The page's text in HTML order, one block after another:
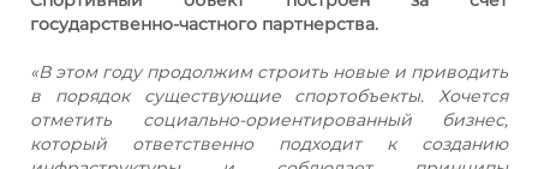
государственно-частного партнерства.
«В этом году продолжим строить новые и приводить
в порядок существующие спортобъекты. Хочется
отметить социально-ориентированный бизнес,
который ответственно подходит к созданию